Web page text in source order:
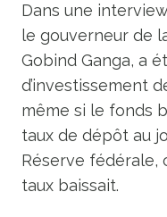
Dans une
le gouverneur de
Gobind Ganga, a
d’investissement
même si le fonds
taux de dépôt au
Réserve fédérale,
taux baissait.